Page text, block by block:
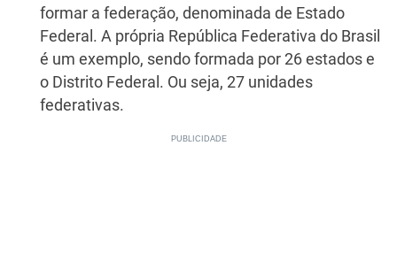
formar a federação, denominada de Estado
Federal. A própria República Federativa do Brasil
é um exemplo, sendo formada por 26 estados e
o Distrito Federal. Ou seja, 27 unidades
federativas.